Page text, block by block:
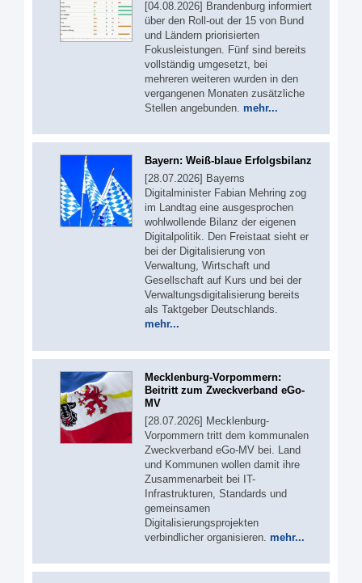
[04.08.2026] Brandenburg informiert
über den Roll-out der 15 von Bund
und Ländern priorisierten
Fokusleistungen. Fünf sind bereits
vollständig umgesetzt, bei
mehreren weiteren wurden in den
vergangenen Monaten zusätzliche
Stellen angebunden. mehr...
Bayern: Weiß-blaue Erfolgsbilanz
[28.07.2026] Bayerns
Digitalminister Fabian Mehring zog
im Landtag eine ausgesprochen
wohlwollende Bilanz der eigenen
Digitalpolitik. Den Freistaat sieht er
bei der Digitalisierung von
Verwaltung, Wirtschaft und
Gesellschaft auf Kurs und bei der
Verwaltungsdigitalisierung bereits
als Taktgeber Deutschlands.
mehr...
Mecklenburg-Vorpommern:
Beitritt zum Zweckverband eGo-
MV
[28.07.2026] Mecklenburg-
Vorpommern tritt dem kommunalen
Zweckverband eGo-MV bei. Land
und Kommunen wollen damit ihre
Zusammenarbeit bei IT-
Infrastrukturen, Standards und
gemeinsamen
Digitalisierungsprojekten
verbindlicher organisieren. mehr...